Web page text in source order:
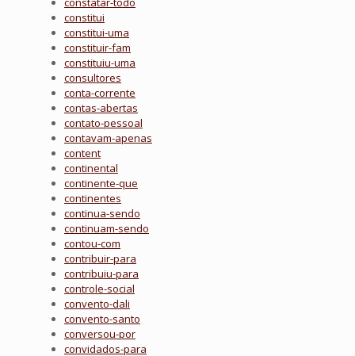
constitui
constitui-uma
constituir-fam
constituiu-uma
consultores
conta-corrente
contas-abertas
contato-pessoal
contavam-apenas
content
continental
continente-que
continentes
continua-sendo
continuam-sendo
contou-com
contribuir-para
contribuiu-para
controle-social
convento-dali
convento-santo
conversou-por
convidados-para